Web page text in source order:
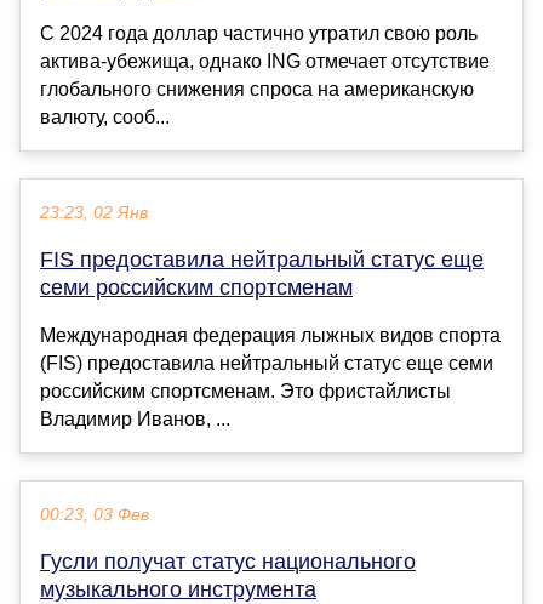
С 2024 года доллар частично утратил свою роль
актива-убежища, однако ING отмечает отсутствие
глобального снижения спроса на американскую
валюту, сооб...
23:23, 02 Янв
FIS предоставила нейтральный статус еще
семи российским спортсменам
Международная федерация лыжных видов спорта
(FIS) предоставила нейтральный статус еще семи
российским спортсменам. Это фристайлисты
Владимир Иванов, ...
00:23, 03 Фев
Гусли получат статус национального
музыкального инструмента